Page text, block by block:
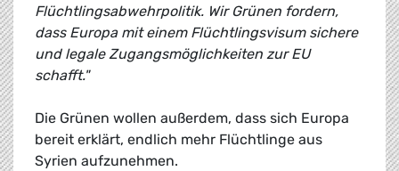
Flüchtlingsabwehrpolitik. Wir Grünen fordern,
dass Europa mit einem Flüchtlingsvisum sichere
und legale Zugangsmöglichkeiten zur EU
schafft."
Die Grünen wollen außerdem, dass sich Europa
bereit erklärt, endlich mehr Flüchtlinge aus
Syrien aufzunehmen.